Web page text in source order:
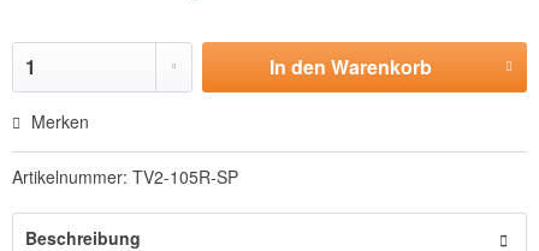
In den Warenkorb
Merken
Artikelnummer: TV2-105R-SP
Beschreibung